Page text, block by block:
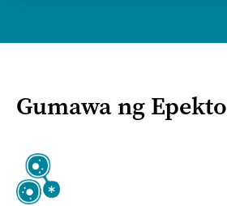
Gumawa ng Epekto